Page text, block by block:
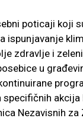
poticaji koji
ispunjavanje
zdravlje i
u
Nezavisnih